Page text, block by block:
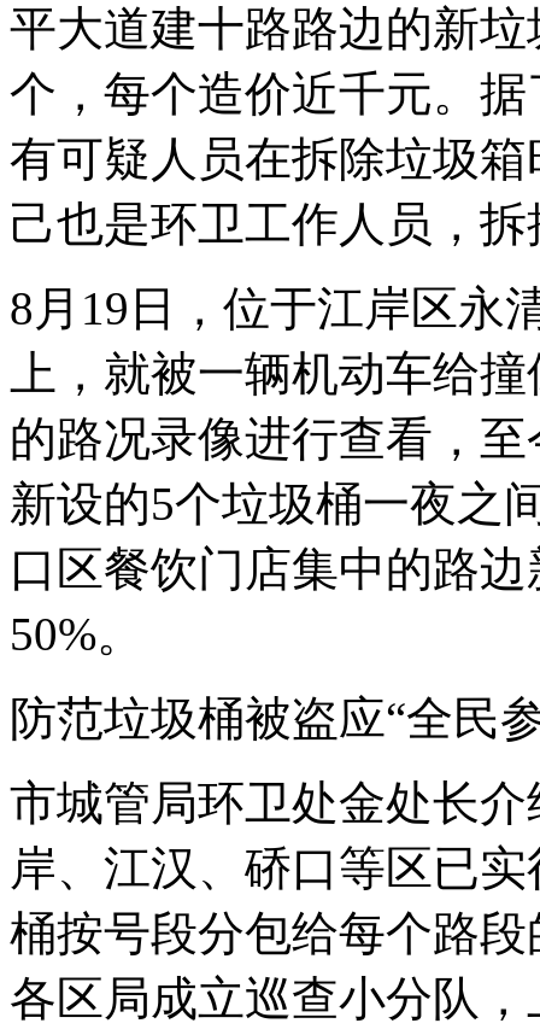
平大道建十路路边的新
个，每个造价近千元。
有可疑人员在拆除垃圾
己也是环卫工作人员，
8月19日，位于江岸区永
上，就被一辆机动车给
的路况录像进行查看，
新设的5个垃圾桶一夜之
口区餐饮门店集中的路
50%。
防范垃圾桶被盗应“全民
市城管局环卫处金处长
岸、江汉、硚口等区已
桶按号段分包给每个路
各区局成立巡查小分队